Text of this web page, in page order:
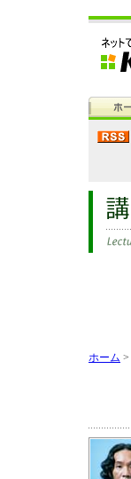
ホーム >